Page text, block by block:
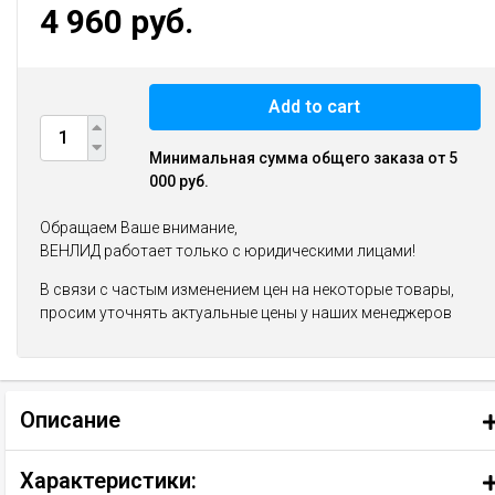
4 960 руб.
Add to cart
Минимальная сумма общего заказа от 5
000 руб.
Обращаем Ваше внимание,
ВЕНЛИД работает только с юридическими лицами!
В связи с частым изменением цен на некоторые товары,
просим уточнять актуальные цены у наших менеджеров
Описание
Характеристики: